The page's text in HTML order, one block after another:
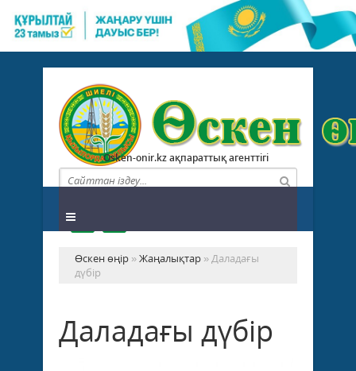
Osken-onir.kz ақпараттық агенттігі
Өскен өңір »Жаңалықтар » Даладағы
дүбір
Даладағы дүбір